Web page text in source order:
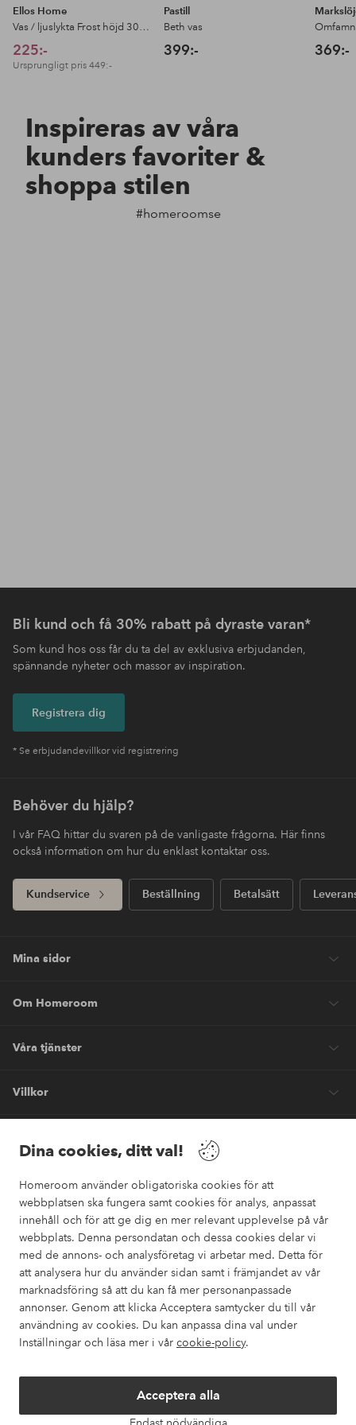
Dina cookies, ditt val!
Homeroom använder obligatoriska cookies för att
webbplatsen ska fungera samt cookies för analys, anpassat
innehåll och för att ge dig en mer relevant upplevelse på vår
webbplats. Denna persondatan och dessa cookies delar vi
med de annons- och analysföretag vi arbetar med. Detta för
att analysera hur du använder sidan samt i främjandet av vår
marknadsföring så att du kan få mer personanpassade
annonser. Genom att klicka Acceptera samtycker du till vår
användning av cookies. Du kan anpassa dina val under
Inställningar och läsa mer i vår cookie-policy.
Acceptera alla
Ellos Home
Vas / ljuslykta Frost höjd 30 cm.
225:-
Ursprungligt pris 449:-
Pastill
Beth vas
399:- 369:-
Inspireras av våra
kunders favoriter &
shoppa stilen
#homeroomse
Bli kund och få 30% rabatt på dyraste varan*
Som kund hos oss får du ta del av exklusiva erbjudanden,
spännande nyheter och massor av inspiration.
Registrera dig
* Se erbjudandevillkor vid registrering
Behöver du hjälp?
I vår FAQ hittar du svaren på de vanligaste frågorna. Här finns
också information om hur du enklast kontaktar oss.
Kundservice Beställning Betalsätt
Mina sidor
Om Homeroom
Våra tjänster
Villkor
Säkra betalningar
Vill du veta mer om våra betalalternativ ?
elpy